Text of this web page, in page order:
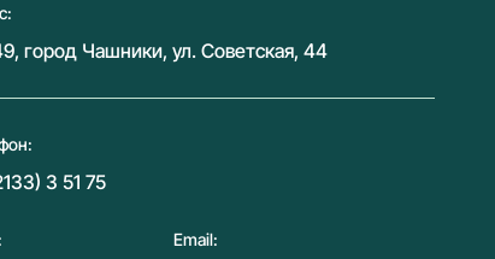
город Чашники, ул. Советская, 44
3 51 75
Email: